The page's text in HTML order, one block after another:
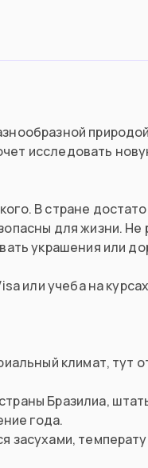
исследовать
В стране
для жизни.
украшения или
или учеба на
климат, тут
Бразилиа,
года.
засухами,